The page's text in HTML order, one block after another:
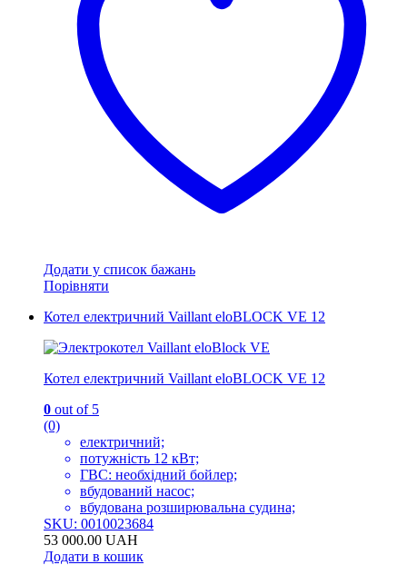
Додати у список бажань
Порівняти
Котел електричний Vaillant eloBLOCK VE 12
Котел електричний Vaillant eloBLOCK VE 12
0 out of 5
(0)
електричний;
потужність 12 кВт;
ГВС: необхідний бойлер;
вбудований насос;
вбудована розширювальна судина;
SKU: 0010023684
53 000.00 UAH
Додати в кошик